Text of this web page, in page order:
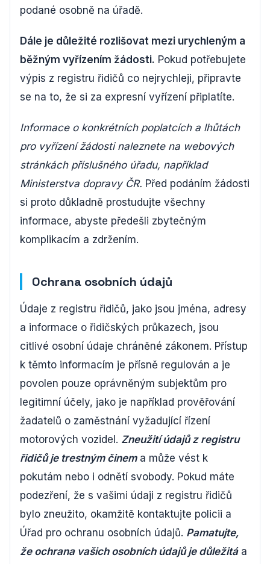
podané osobně na úřadě.
Dále je důležité rozlišovat mezi urychleným a
běžným vyřízením žádosti. Pokud potřebujete
výpis z registru řidičů co nejrychleji, připravte
se na to, že si za expresní vyřízení připlatíte.
Informace o konkrétních poplatcích a lhůtách
pro vyřízení žádosti naleznete na webových
stránkách příslušného úřadu, například
Ministerstva dopravy ČR. Před podáním žádosti
si proto důkladně prostudujte všechny
informace, abyste předešli zbytečným
komplikacím a zdržením.
Ochrana osobních údajů
Údaje z registru řidičů, jako jsou jména, adresy
a informace o řidičských průkazech, jsou
citlivé osobní údaje chráněné zákonem. Přístup
k těmto informacím je přísně regulován a je
povolen pouze oprávněným subjektům pro
legitimní účely, jako je například prověřování
žadatelů o zaměstnání vyžadující řízení
motorových vozidel. Zneužití údajů z registru
řidičů je trestným činema může vést k
pokutám nebo i odnětí svobody. Pokud máte
podezření, že s vašimi údaji z registru řidičů
bylo zneužito, okamžitě kontaktujte policii a
Úřad pro ochranu osobních údajů. Pamatujte,
že ochrana vašich osobních údajů je důležitáa